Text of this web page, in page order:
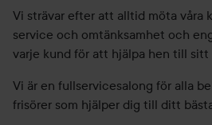
Vi strävar efter att alltid möta våra
service och omtänksamhet och
varje kund för att hjälpa hen till sitt
Vi är en fullservicesalong för alla
frisörer som hjälper dig till ditt